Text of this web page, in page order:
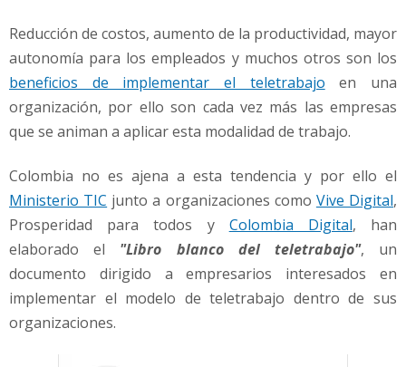
Reducción de costos, aumento de la productividad, mayor
autonomía para los empleados y muchos otros son los
beneficios de implementar el teletrabajo en una
organización, por ello son cada vez más las empresas
que se animan a aplicar esta modalidad de trabajo.
Colombia no es ajena a esta tendencia y por ello el
Ministerio TIC junto a organizaciones como Vive Digital,
Prosperidad para todos y Colombia Digital, han
elaborado el "Libro blanco del teletrabajo", un
documento dirigido a empresarios interesados en
implementar el modelo de teletrabajo dentro de sus
organizaciones.